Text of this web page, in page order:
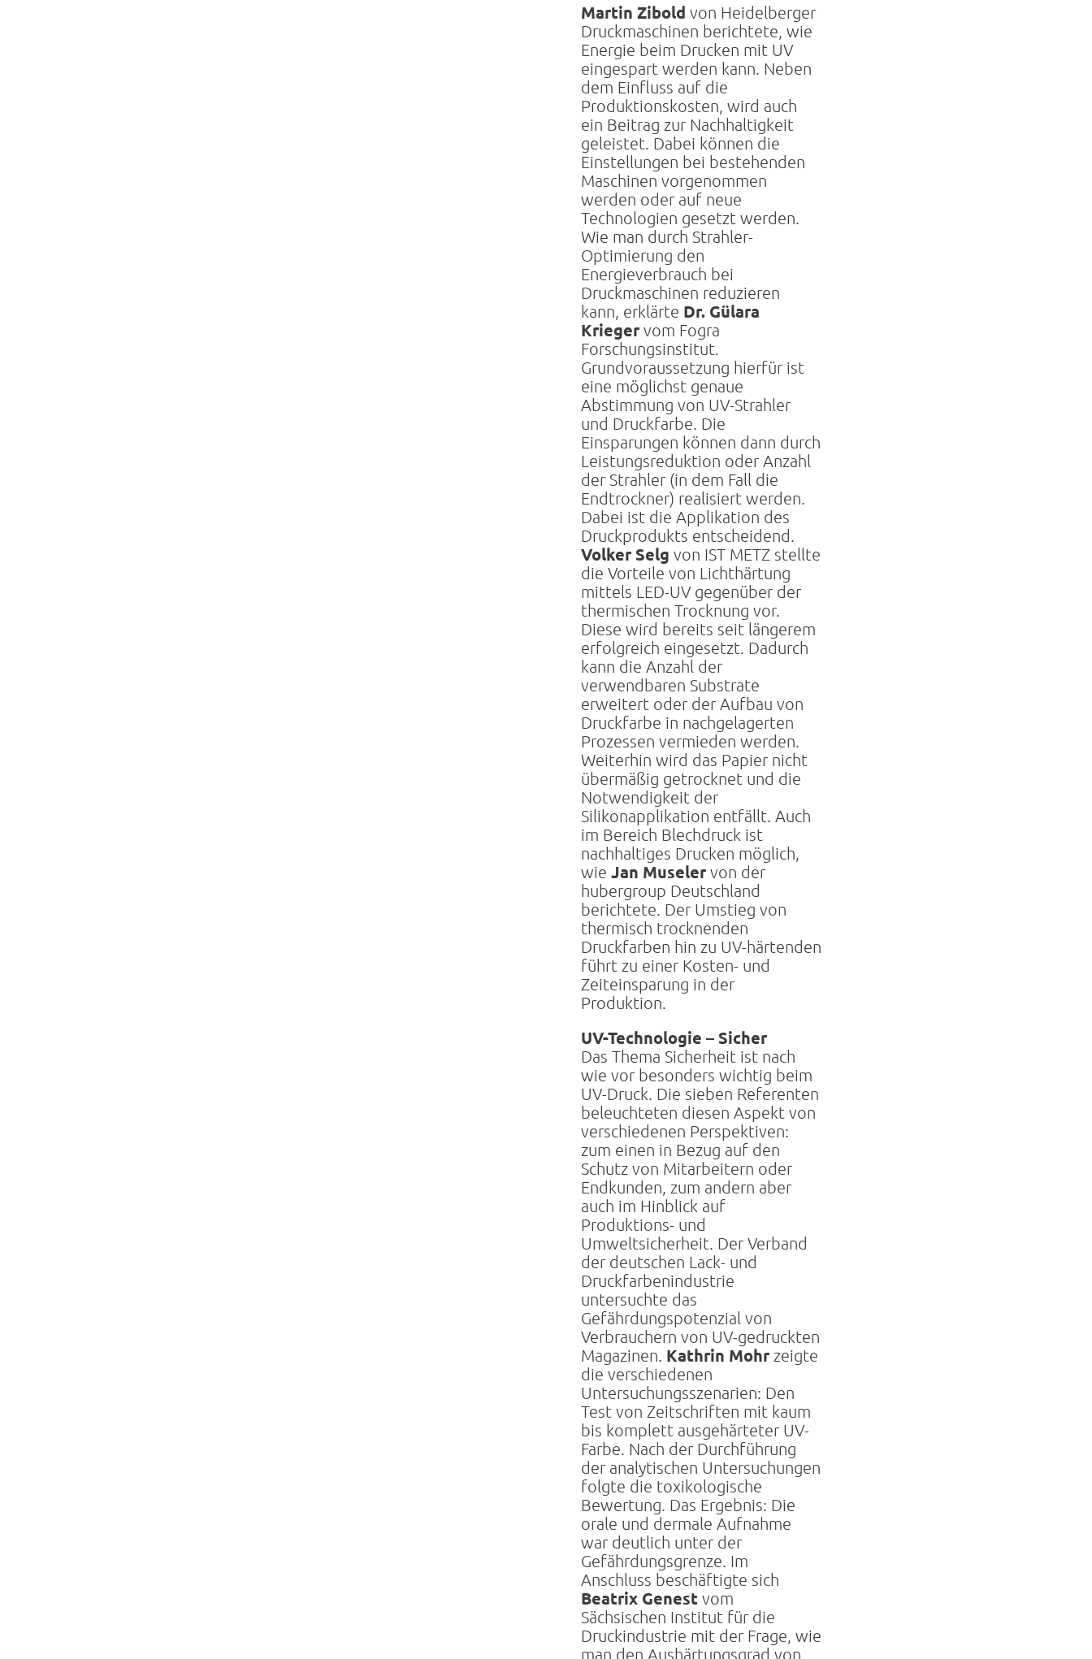
Martin Zibold von Heidelberger
Druckmaschinen berichtete, wie
Energie beim Drucken mit UV
eingespart werden kann. Neben
dem Einfluss auf die
Produktionskosten, wird auch
ein Beitrag zur Nachhaltigkeit
geleistet. Dabei können die
Einstellungen bei bestehenden
Maschinen vorgenommen
werden oder auf neue
Technologien gesetzt werden.
Wie man durch Strahler-
Optimierung den
Energieverbrauch bei
Druckmaschinen reduzieren
kann, erklärte Dr. Gülara
Krieger vom Fogra
Forschungsinstitut.
Grundvoraussetzung hierfür ist
eine möglichst genaue
Abstimmung von UV-Strahler
und Druckfarbe. Die
Einsparungen können dann durch
Leistungsreduktion oder Anzahl
der Strahler (in dem Fall die
Endtrockner) realisiert werden.
Dabei ist die Applikation des
Druckprodukts entscheidend.
Volker Selg von IST METZ stellte
die Vorteile von Lichthärtung
mittels LED-UV gegenüber der
thermischen Trocknung vor.
Diese wird bereits seit längerem
erfolgreich eingesetzt. Dadurch
kann die Anzahl der
verwendbaren Substrate
erweitert oder der Aufbau von
Druckfarbe in nachgelagerten
Prozessen vermieden werden.
Weiterhin wird das Papier nicht
übermäßig getrocknet und die
Notwendigkeit der
Silikonapplikation entfällt. Auch
im Bereich Blechdruck ist
nachhaltiges Drucken möglich,
wieJan Museler von der
hubergroup Deutschland
berichtete. Der Umstieg von
thermisch trocknenden
Druckfarben hin zu UV-härtenden
führt zu einer Kosten- und
Zeiteinsparung in der
Produktion.
UV-Technologie – Sicher
Das Thema Sicherheit ist nach
wie vor besonders wichtig beim
UV-Druck. Die sieben Referenten
beleuchteten diesen Aspekt von
verschiedenen Perspektiven:
zum einen in Bezug auf den
Schutz von Mitarbeitern oder
Endkunden, zum andern aber
auch im Hinblick auf
Produktions- und
Umweltsicherheit. Der Verband
der deutschen Lack- und
Druckfarbenindustrie
untersuchte das
Gefährdungspotenzial von
Verbrauchern von UV-gedruckten
Magazinen. Kathrin Mohr zeigte
die verschiedenen
Untersuchungsszenarien: Den
Test von Zeitschriften mit kaum
bis komplett ausgehärteter UV-
Farbe. Nach der Durchführung
der analytischen Untersuchungen
folgte die toxikologische
Bewertung. Das Ergebnis: Die
orale und dermale Aufnahme
war deutlich unter der
Gefährdungsgrenze. Im
Anschluss beschäftigte sich
Beatrix Genest vom
Sächsischen Institut für die
Druckindustrie mit der Frage, wie
man den Aushärtungsgrad von